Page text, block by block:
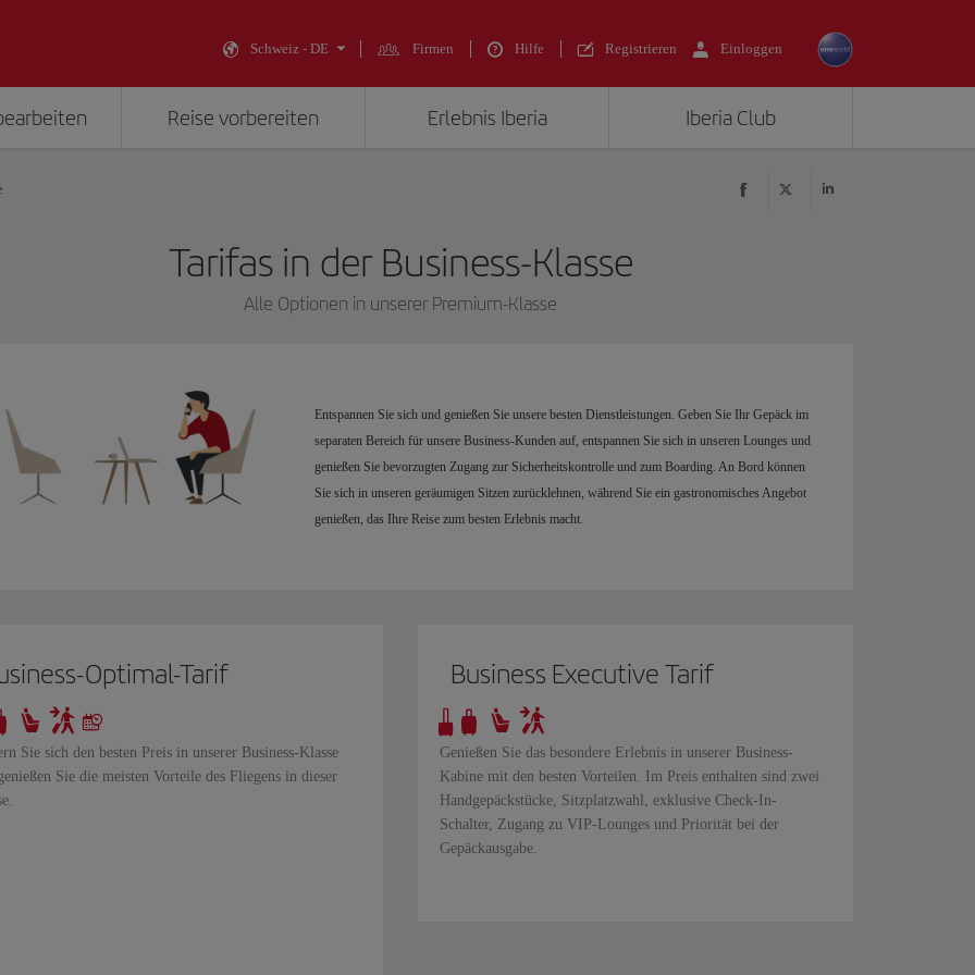
Schweiz - DE Firmen Hilfe Registrieren Einloggen
Reise vorbereiten Erlebnis Iberia Iberia Club
Tarifas in der Business-Klasse
Alle Optionen in unserer Premium-Klasse
Entspannen Sie sich und genießen Sie unsere besten Dienstleistungen. Geben Sie Ihr Gepäck im
separaten Bereich für unsere Business-Kunden auf, entspannen Sie sich in unseren Lounges und
genießen Sie bevorzugten Zugang zur Sicherheitskontrolle und zum Boarding. An Bord können
Sie sich in unseren geräumigen Sitzen zurücklehnen, während Sie ein gastronomisches Angebot
genießen, das Ihre Reise zum besten Erlebnis macht.
Optimal-Tarif
Sie sich den besten Preis in unserer Business-Klasse
Sie die meisten Vorteile des Fliegens in dieser
Business Executive Tarif
Genießen Sie das besondere Erlebnis in unserer Business-
Kabine mit den besten Vorteilen. Im Preis enthalten sind zwei
Handgepäckstücke, Sitzplatzwahl, exklusive Check-In-
Schalter, Zugang zu VIP-Lounges und Priorität bei der
Gepäckausgabe.